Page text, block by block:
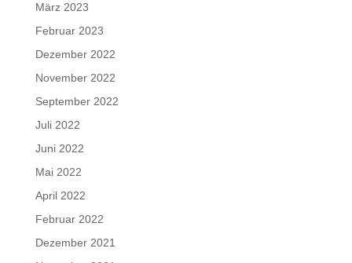
März 2023
Februar 2023
Dezember 2022
November 2022
September 2022
Juli 2022
Juni 2022
Mai 2022
April 2022
Februar 2022
Dezember 2021